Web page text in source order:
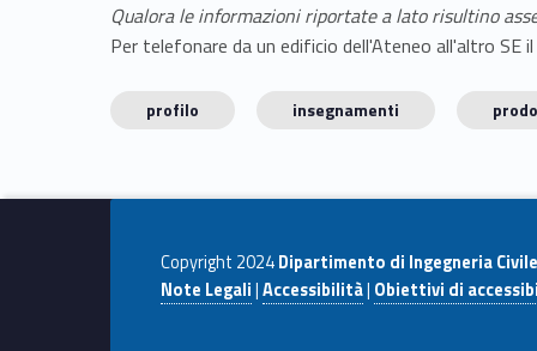
Qualora le informazioni riportate a lato risultino
Per telefonare da un edificio dell'Ateneo all'altro
profilo insegnamenti
Copyright 2024Dipartimento di Ingegneria
Note Legali|Accessibilità| Obiettivi di